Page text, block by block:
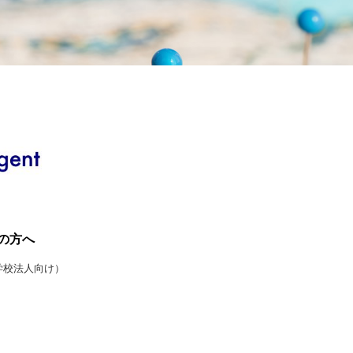
方へ
法人向け）